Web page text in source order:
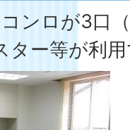
ンロが3口
ター等が利